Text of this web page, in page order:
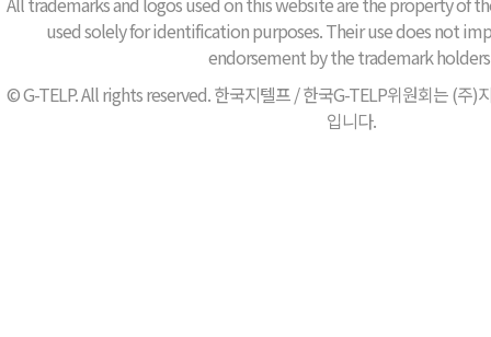
used solely for identification purposes. Their use does not
endorsement by the trademark
© G-TELP. All rights reserved. 한국지텔프 / 한국G-TELP위원회는 (주)
입니다.